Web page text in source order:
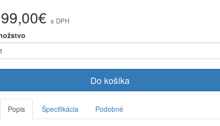
s DPH
Do košíka
Popis Špecifikácia Podobné